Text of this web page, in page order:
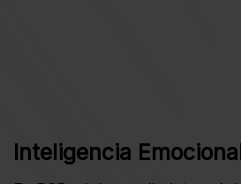
Inteligencia